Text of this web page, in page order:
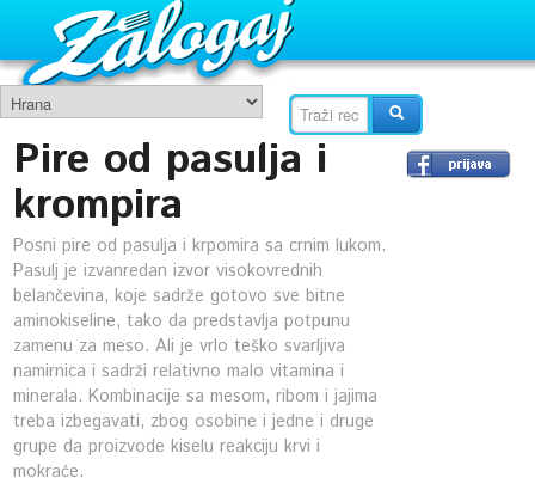
Pire od pasulja i
krompira
Posni pire od pasulja i krpomira sa crnim lukom.
Pasulj je izvanredan izvor visokovrednih
belančevina, koje sadrže gotovo sve bitne
aminokiseline, tako da predstavlja potpunu
zamenu za meso. Ali je vrlo teško svarljiva
namirnica i sadrži relativno malo vitamina i
minerala. Kombinacije sa mesom, ribom i jajima
treba izbegavati, zbog osobine i jedne i druge
grupe da proizvode kiselu reakciju krvi i
mokraće.